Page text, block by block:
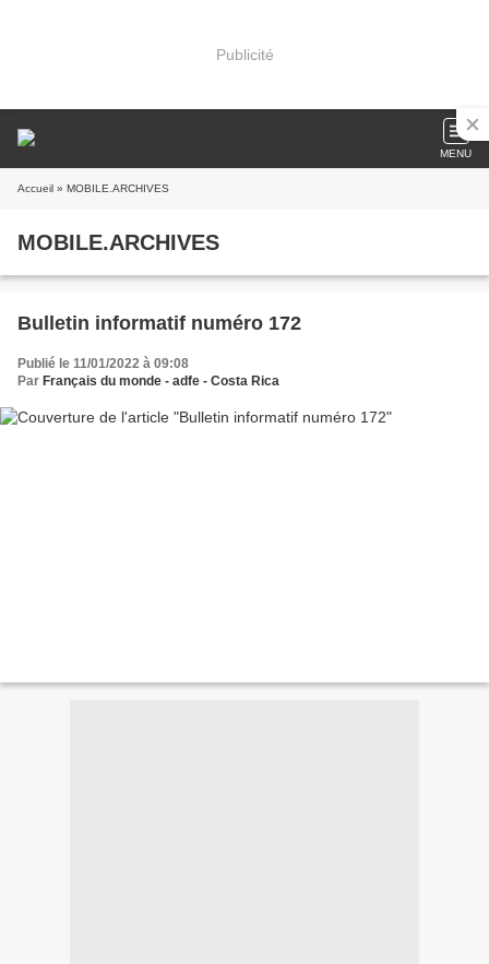
Publicité
MENU
Accueil » MOBILE.ARCHIVES
MOBILE.ARCHIVES
Bulletin informatif numéro 172
Publié le 11/01/2022 à 09:08
Par Français du monde - adfe - Costa Rica